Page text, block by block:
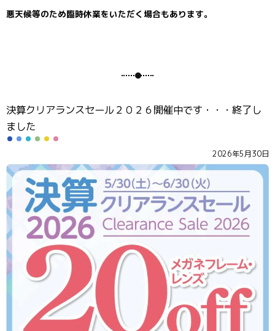
悪天候等のため臨時休業をいただく場合もあります。
決算クリアランスセール２０２６開催中です・・・終了し
ました
2026年5月30日